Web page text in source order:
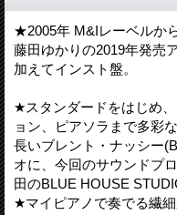
★2005年 M&Iレーベルか
藤田ゆかりの2019年発売
加えてインスト盤。
★スタンダードをはじめ
ョン、ピアソラまで多彩
長いブレント・ナッシー
オに、今回のサウンドプ
田のBLUE HOUSE
★マイピアノで奏でる繊